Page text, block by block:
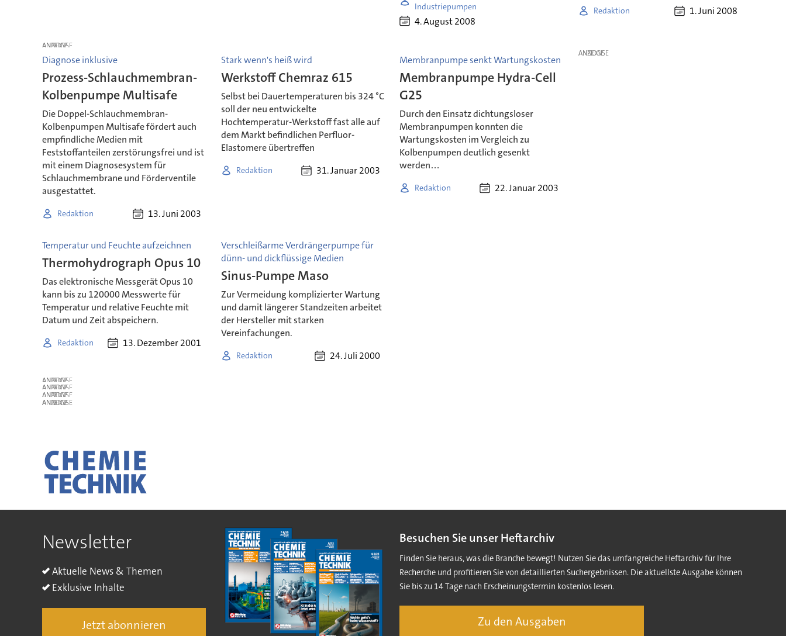
Industriepumpen
4. August 2008
Redaktion 1. Juni 2008
ANZEIGE
Diagnose inklusive
Prozess-Schlauchmembran-
Kolbenpumpe Multisafe
Die Doppel-Schlauchmembran-
Kolbenpumpen Multisafe fördert auch
empfindliche Medien mit
Feststoffanteilen zerstörungsfrei und ist
mit einem Diagnosesystem für
Schlauchmembrane und Förderventile
ausgestattet.
Redaktion 13. Juni 2003
Stark wenn's heiß wird
Werkstoff Chemraz 615
Selbst bei Dauertemperaturen bis 324 °C
soll der neu entwickelte
Hochtemperatur-Werkstoff fast alle auf
dem Markt befindlichen Perfluor-
Elastomere übertreffen
Redaktion 31. Januar 2003
Membranpumpe senkt Wartungskosten
Membranpumpe Hydra-Cell
G25
Durch den Einsatz dichtungsloser
Membranpumpen konnten die
Wartungskosten im Vergleich zu
Kolbenpumpen deutlich gesenkt
werden…
Redaktion 22. Januar 2003
ANZEIGE
Temperatur und Feuchte aufzeichnen
Thermohydrograph Opus 10
Das elektronische Messgerät Opus 10
kann bis zu 120000 Messwerte für
Temperatur und relative Feuchte mit
Datum und Zeit abspeichern.
Redaktion 13. Dezember 2001
Verschleißarme Verdrängerpumpe für
dünn- und dickflüssige Medien
Sinus-Pumpe Maso
Zur Vermeidung komplizierter Wartung
und damit längerer Standzeiten arbeitet
der Hersteller mit starken
Vereinfachungen.
Redaktion 24. Juli 2000
ANZEIGE
ANZEIGE
ANZEIGE
ANZEIGE
Newsletter
Aktuelle News & Themen
Exklusive Inhalte
Jetzt abonnieren
Besuchen Sie unser Heftarchiv
Finden Sie heraus, was die Branche bewegt! Nutzen Sie das umfangreiche Heftarchiv für Ihre
Recherche und profitieren Sie von detaillierten Suchergebnissen. Die aktuellste Ausgabe können
Sie bis zu 14 Tage nach Erscheinungstermin kostenlos lesen.
Zu den Ausgaben